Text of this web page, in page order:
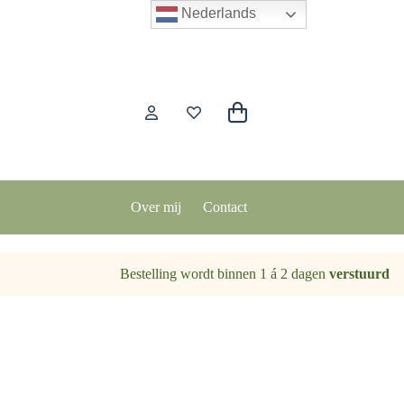
Winkelwagen
Over mij Contact
Bestelling wordt binnen 1 á 2 dagen verstuurd
Nederlands